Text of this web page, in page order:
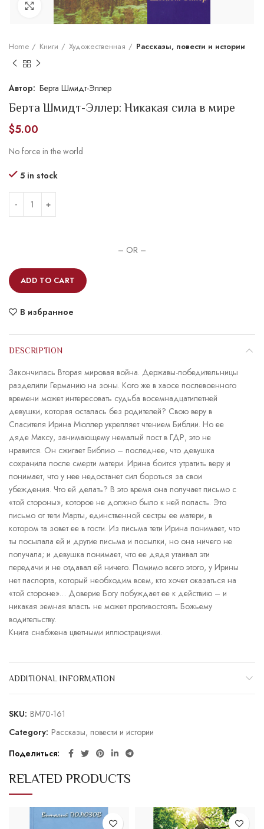
Увеличить
Home Книги Художественная Рассказы, повести и истории
Берта Шмидт-Эллер
Берта Шмидт-Эллер: Никакая сила в мире
$5.00
No force in the world
5 in stock
– OR –
ADD TO CART
В избранное
DESCRIPTION
Закончилась Вторая мировая война. Державы-победительницы
разделили Германию на зоны. Кого же в хаосе послевоенного
времени может интересовать судьба восемнадцатилетней
девушки, которая осталась без родителей? Свою веру в
Спасителя Ирина Мюллер укрепляет чтением Библии. Но ее
дяде Максу, занимающему немалый пост в ГДР, это не
нравится. Он сжигает Библию – последнее, что девушка
сохранила после смерти матери. Ирина боится утратить веру и
понимает, что у нее недостанет сил бороться за свои
убеждения. Что ей делать? В это время она получает письмо с
«той стороны», которое не должно было к ней попасть. Это
письмо от тети Марты, единственной сестры ее матери, в
котором та зовет ее в гости. Из письма тети Ирина понимает, что
ты посылала ей и другие письма и посылки, но она ничего не
получала; и девушка понимает, что ее дядя утаивал эти
передачи и не отдавал ей ничего. Помимо всего этого, у Ирины
нет паспорта, который необходим всем, кто хочет оказаться на
«той стороне»… Доверие Богу побуждает ее к действию – и
никакая земная власть не может противостоять Божьему
водительству.
Книга снабжена цветными иллюстрациями.
ADDITIONAL INFORMATION
SKU: BM70-161
Category: Рассказы, повести и истории
Поделиться
RELATED PRODUCTS